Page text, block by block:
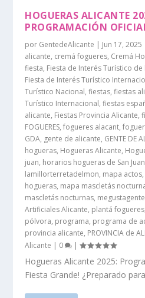
HOGUERAS ALICANTE
PROGRAMACIÓN
por GentedeAlicante | Jun 17, 2025
alicante, cremá fogueres, Cremá
fiesta, Fiesta de Interés Turístico
Fiesta de Interés Turístico
Turístico Nacional,fiestas,fiestas
Turístico Internacional,fiestas
alicante, Fiestas Provincia Alicante,
FOGUERES,fogueres alacant,
GDA, gente de alicante, GENTE DE
hogueras, Hogueras Alicante,
juan, horarios hogueras de San Juan
lamillorterretadelmon, mapa actos,
hogueras, mapa mascletás
mascletás nocturnas,
Artificiales Alicante, plantá fogueres
pólvora, programa, programa de
provincia alicante, PROVINCIA de
Alicante | 0 |
Hogueras Alicante 2025:
Fiesta Grande! ¿Preparado